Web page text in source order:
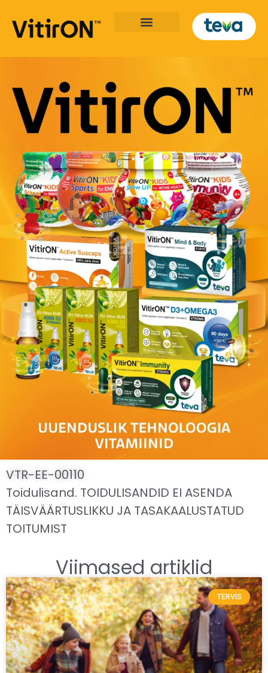
VTR-EE-00110
Toidulisand. TOIDULISANDID EI ASENDA
TÄISVÄÄRTUSLIKKU JA TASAKAALUSTATUD
TOITUMIST
Viimased artiklid
TERVIS